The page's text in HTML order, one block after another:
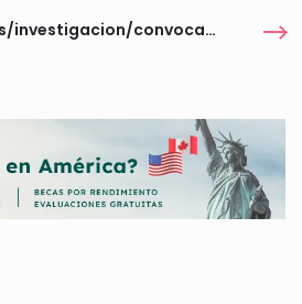
https://web.unican.es/investigacion/convocatorias/detalle